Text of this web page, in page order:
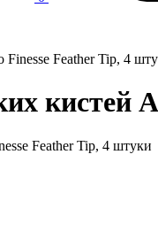
Finesse Feather Tip, 4
кистей